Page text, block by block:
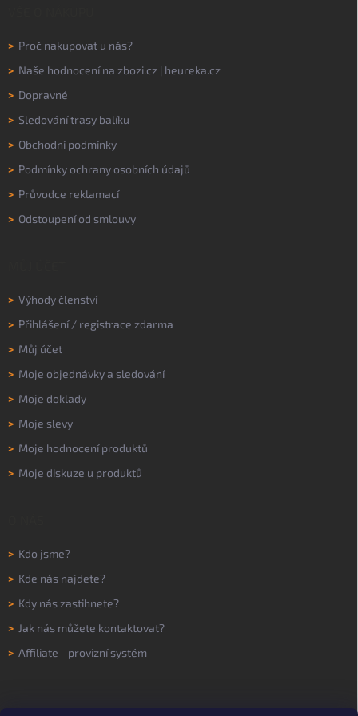
> Proč nakupovat u nás?
> Naše hodnocení na zbozi.cz | heureka.cz
> Dopravné
> Sledování trasy balíku
> Obchodní podmínky
> Podmínky ochrany osobních údajů
> Průvodce reklamací
> Odstoupení od smlouvy
> Výhody členství
> Přihlášení/ registrace zdarma
> Můj účet
> Moje objednávky a sledování
> Moje doklady
> Moje slevy
> Moje hodnocení produktů
> Moje diskuze u produktů
> Kdo jsme?
> Kde nás najdete?
> Kdy nás zastihnete?
> Jak nás můžete kontaktovat?
> Affiliate - provizní systém